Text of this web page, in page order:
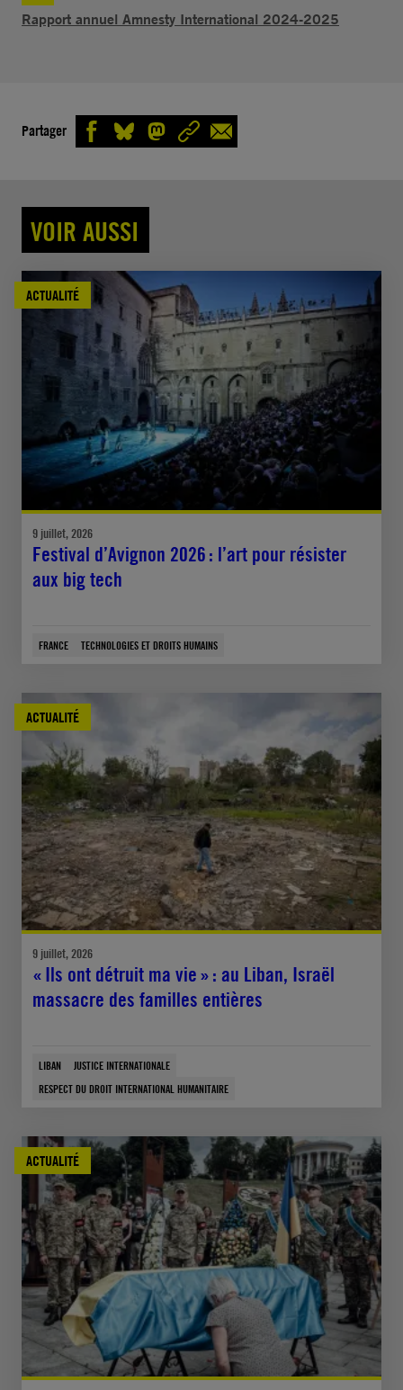
Rapport annuel Amnesty International 2024-2025
Partager
VOIR AUSSI
ACTUALITÉ
9 juillet, 2026
Festival d’Avignon 2026 : l’art pour résister
aux big tech
FRANCE TECHNOLOGIES ET DROITS HUMAINS
ACTUALITÉ
9 juillet, 2026
« Ils ont détruit ma vie » : au Liban, Israël
massacre des familles entières
LIBAN
JUSTICE INTERNATIONALE
RESPECT DU DROIT INTERNATIONAL HUMANITAIRE
ACTUALITÉ